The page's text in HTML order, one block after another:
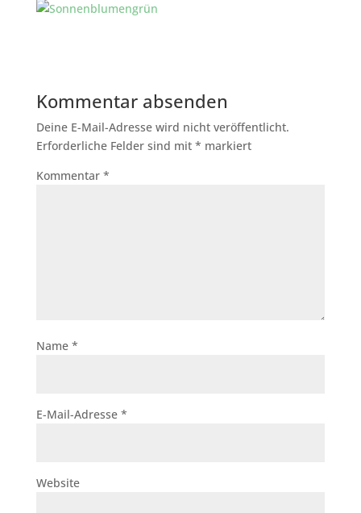
Kommentar absenden
Deine E-Mail-Adresse wird nicht veröffentlicht.
Erforderliche Felder sind mit * markiert
Kommentar *
Name *
E-Mail-Adresse *
Website